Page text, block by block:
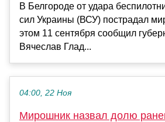
В Белгороде от удара
сил Украины (ВСУ) пострадал
этом 11 сентября сообщил
Вячеслав Глад...
04:00, 22 Ноя
Мирошник назвал долю